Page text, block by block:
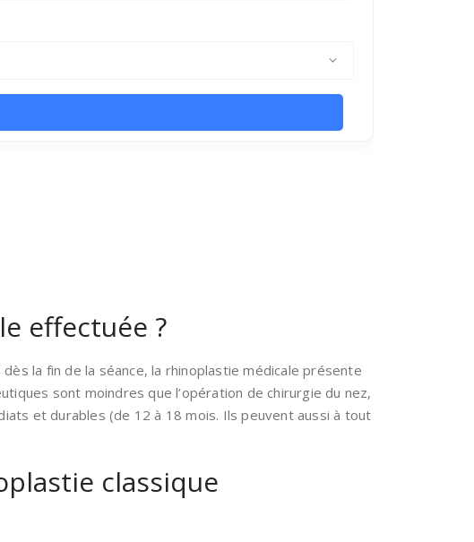
effectuée ?
la fin de la séance, la rhinoplastie médicale présente
sont moindres que l’opération de chirurgie du nez,
et durables (de 12 à 18 mois. Ils peuvent aussi à tout
classique